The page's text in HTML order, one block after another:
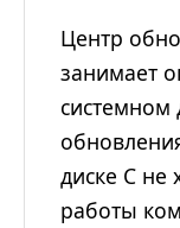
Центр
занимает
системном
диске C не
работы